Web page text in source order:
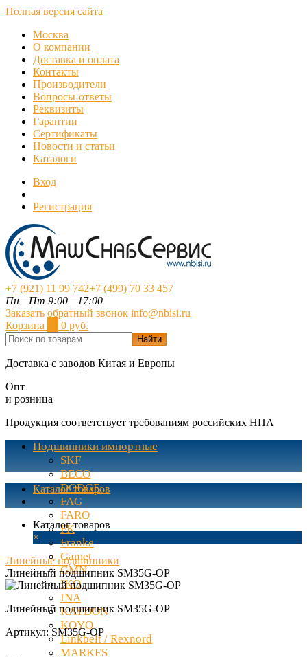
Полная версия сайта
Москва
О компании
Доставка и оплата
Контакты
Производители
Вопросы-ответы
Реквизиты
Гарантии
Сертификаты
Новости и статьи
Каталоги
Вход
Регистрация
+7 (921) 11 99 742+7 (499) 70 33 457
Пн—Пт 9:00—17:00
Заказать обратный звонок info@nbisi.ru
Корзина
0 руб.
Найти
Доставка с заводов Китая и Европы
Опт
и розница
Продукция соответствует требованиям российских НПА
Подшипники импортные
SKF
BECO
DODGE
FAG
FARO
FK
Franke
Gamet
GMN
IKO
INA
KAYDON
KOYO
Linkbelt / Rexnord
MARKES
Каталог товаров
Каталог товаров
×
Линейные подшипники
Линейный подшипник SM35G-OP
Линейный подшипник SM35G-OP
Артикул:SM35G-OP